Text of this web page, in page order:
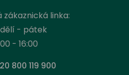
zákaznická linka:
- pátek
- 16:00
800 119 900